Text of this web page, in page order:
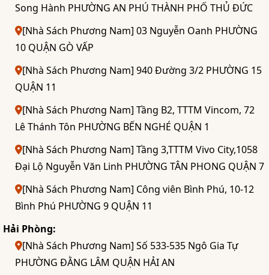
Song Hành PHƯỜNG AN PHÚ THÀNH PHỐ THỦ ĐỨC
[Nhà Sách Phương Nam] 03 Nguyễn Oanh PHƯỜNG
10 QUẬN GÒ VẤP
[Nhà Sách Phương Nam] 940 Đường 3/2 PHƯỜNG 15
QUẬN 11
[Nhà Sách Phương Nam] Tầng B2, TTTM Vincom, 72
Lê Thánh Tôn PHƯỜNG BẾN NGHÉ QUẬN 1
[Nhà Sách Phương Nam] Tầng 3,TTTM Vivo City,1058
Đại Lộ Nguyễn Văn Linh PHƯỜNG TÂN PHONG QUẬN 7
[Nhà Sách Phương Nam] Công viên Bình Phú, 10-12
Bình Phú PHƯỜNG 9 QUẬN 11
Hải Phòng:
[Nhà Sách Phương Nam] Số 533-535 Ngô Gia Tự
PHƯỜNG ĐẰNG LÂM QUẬN HẢI AN